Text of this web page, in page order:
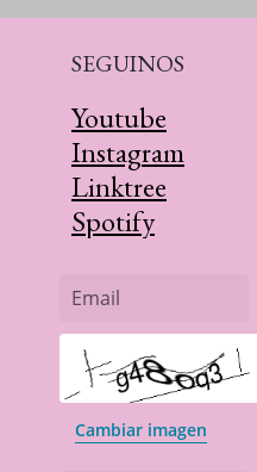
SEGUINOS
Youtube
Instagram
Linktree
Spotify
Email
Cambiar imagen